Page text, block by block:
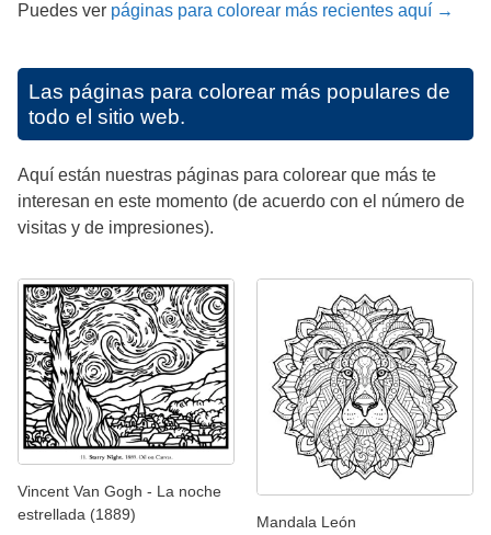
Puedes ver páginas para colorear más recientes aquí →
Las páginas para colorear más populares de
todo el sitio web.
Aquí están nuestras páginas para colorear que más te
interesan en este momento (de acuerdo con el número de
visitas y de impresiones).
Vincent Van Gogh - La noche
estrellada (1889)
Mandala León